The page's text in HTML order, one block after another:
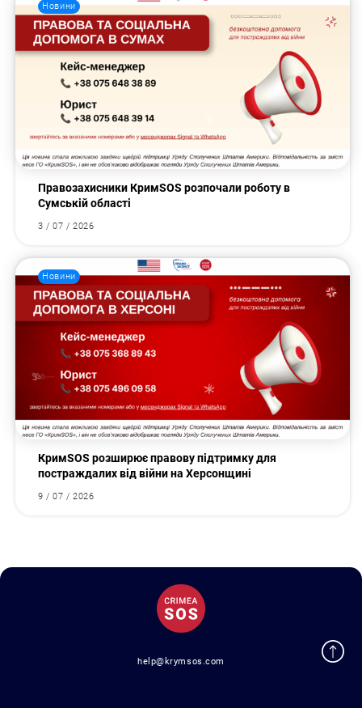
Новини
Правозахисники КримSOS розпочали роботу в
Сумській області
3 / 07 / 2026
Новини
КримSOS розширює правову підтримку для
постраждалих від війни на Херсонщині
9 / 07 / 2026
help@krymsos.com